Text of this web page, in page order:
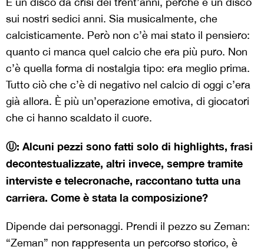
sui nostri sedici anni. Sia musicalmente, che
calcisticamente. Però non c’è mai stato il pensiero:
quanto ci manca quel calcio che era più puro. Non
c’è quella forma di nostalgia tipo: era meglio prima.
Tutto ciò che c’è di negativo nel calcio di oggi c’era
già allora. È più un’operazione emotiva, di giocatori
che ci hanno scaldato il cuore.
Ⓤ: Alcuni pezzi sono fatti solo di highlights, frasi
decontestualizzate, altri invece, sempre tramite
interviste e telecronache, raccontano tutta una
carriera. Come è stata la composizione?
Dipende dai personaggi. Prendi il pezzo su Zeman:
“Zeman” non rappresenta un percorso storico, è